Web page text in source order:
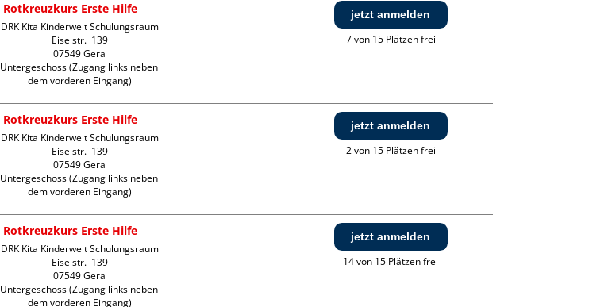
Rotkreuzkurs Erste Hilfe
DRK Kita Kinderwelt Schulungsraum
Eiselstr.  139
07549 Gera
Untergeschoss (Zugang links neben
dem vorderen Eingang)
jetzt anmelden
7 von 15 Plätzen frei
Rotkreuzkurs Erste Hilfe
DRK Kita Kinderwelt Schulungsraum
Eiselstr.  139
07549 Gera
Untergeschoss (Zugang links neben
dem vorderen Eingang)
jetzt anmelden
2 von 15 Plätzen frei
Rotkreuzkurs Erste Hilfe
DRK Kita Kinderwelt Schulungsraum
Eiselstr.  139
07549 Gera
Untergeschoss (Zugang links neben
dem vorderen Eingang)
jetzt anmelden
14 von 15 Plätzen frei